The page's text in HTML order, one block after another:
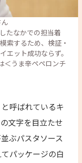
たなかでの担当着
索するため、検証・
エット成功ならず。
＜うま辛ペペロンチ
呼ばれているキ
文字を目立たせ
ぶパスタソース
パッケージの白